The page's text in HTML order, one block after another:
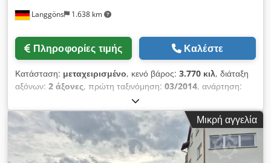
Langgöns 1.638 km
Πληροφορίες τιμής Καλέστε
Κατάσταση: μεταχειρισμένο, κενό βάρος: 3.770 κιλ, διάταξη
αξόνων: 2 άξονες, πρώτη ταξινόμηση: 03/2014, ανάρτηση:
, τύπος μετάδοσης:
οδηγού:άλλο, κατηγορία εκπομπών:κανένα, Εξοπλισμός:
ABS
, Διπλοάξονος ρυμουλκούμενος δεξαμενή –
Κατασκευαστής: HLW – Πρώτη άδεια κυκλοφορίας: 12.03.2014
– Αριθμός αξόνων: 2 – Ανάρτηση: Πνευματική – Τύπος άξονα:
Μικρή αγγελία